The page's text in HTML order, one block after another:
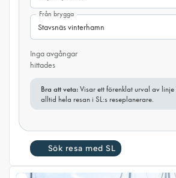
Från brygga
Inga avgångar
hittades
Bra att veta: Visar ett förenklat urval av linje
alltid hela resan i SL:s reseplanerare.
Sök resa med SL